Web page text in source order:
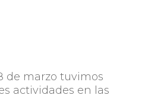
de marzo tuvimos
actividades en las